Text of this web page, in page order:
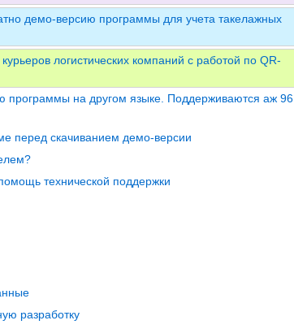
демо-версию программы для учета такелажных
логистических компаний с работой по QR-
программы на другом языке. Поддерживаются аж 96
перед скачиванием демо-версии
технической поддержки
разработку